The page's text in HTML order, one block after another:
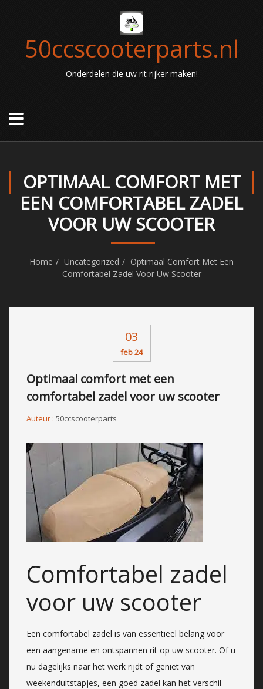
50ccscooterparts.nl
Onderdelen die uw rit rijker maken!
OPTIMAAL COMFORT MET
EEN COMFORTABEL ZADEL
VOOR UW SCOOTER
Home Uncategorized
Optimaal Comfort Met Een
Comfortabel Zadel Voor Uw Scooter
03
feb 24
Optimaal comfort met een
comfortabel zadel voor uw scooter
Auteur : 50ccscooterparts
Comfortabel zadel
voor uw scooter
Een comfortabel zadel is van essentieel belang voor
een aangename en ontspannen rit op uw scooter. Of u
nu dagelijks naar het werk rijdt of geniet van
weekenduitstapjes, een goed zadel kan het verschil